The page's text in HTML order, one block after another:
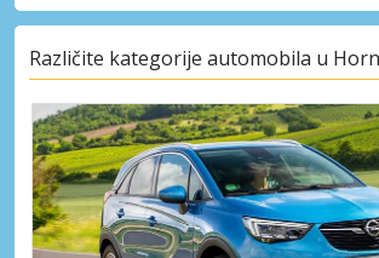
Različite kategorije automobila u